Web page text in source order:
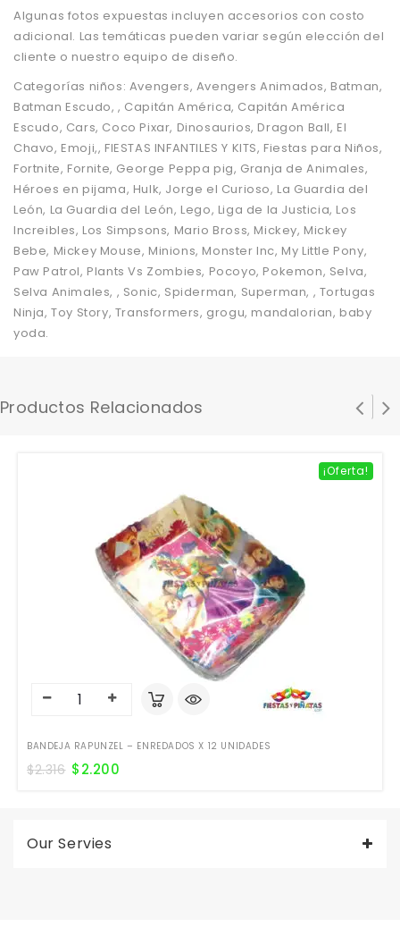
Algunas fotos expuestas incluyen accesorios con costo
adicional. Las temáticas pueden variar según elección del
cliente o nuestro equipo de diseño.
Categorías niños: Avengers, Avengers Animados, Batman,
Batman Escudo, , Capitán América, Capitán América
Escudo, Cars, Coco Pixar, Dinosaurios, Dragon Ball, El
Chavo, Emoji,, FIESTAS INFANTILES Y KITS, Fiestas para Niños,
Fortnite, Fornite, George Peppa pig, Granja de Animales,
Héroes en pijama, Hulk, Jorge el Curioso, La Guardia del
León, La Guardia del León, Lego, Liga de la Justicia, Los
Increibles, Los Simpsons, Mario Bross, Mickey, Mickey
Bebe, Mickey Mouse, Minions, Monster Inc, My Little Pony,
Paw Patrol, Plants Vs Zombies, Pocoyo, Pokemon, Selva,
Selva Animales, , Sonic, Spiderman, Superman, , Tortugas
Ninja, Toy Story, Transformers, grogu, mandalorian, baby
yoda.
Productos Relacionados
¡Oferta!
BANDEJA RAPUNZEL – ENREDADOS X 12 UNIDADES
$2.316 $2.200
Our Servies